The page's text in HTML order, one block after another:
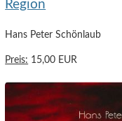
Region
Hans Peter Schönlaub
Preis: 15,00 EUR